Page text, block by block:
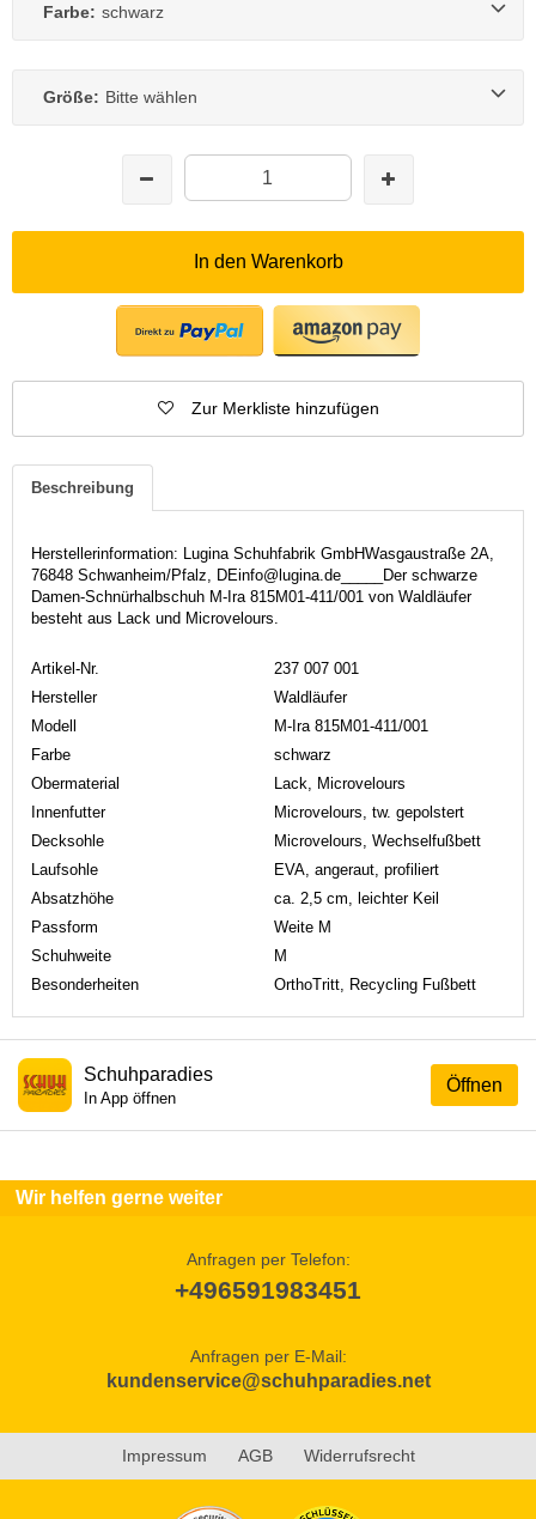
Farbe: schwarz
Größe: Bitte wählen
In den Warenkorb
Zur Merkliste hinzufügen
Beschreibung
Herstellerinformation: Lugina Schuhfabrik GmbHWasgaustraße 2A,
76848 Schwanheim/Pfalz, DEinfo@lugina.de_____Der schwarze
Damen-Schnürhalbschuh M-Ira 815M01-411/001 von Waldläufer
besteht aus Lack und Microvelours.
Artikel-Nr.
237 007 001
Hersteller
Waldläufer
Modell
M-Ira 815M01-411/001
Farbe
schwarz
Obermaterial
Lack, Microvelours
Innenfutter
Microvelours, tw. gepolstert
Decksohle
Microvelours, Wechselfußbett
Laufsohle
EVA, angeraut, profiliert
Absatzhöhe
ca. 2,5 cm, leichter Keil
Passform
Weite M
Schuhweite
M
Besonderheiten
OrthoTritt, Recycling Fußbett
Öffnen
Schuhparadies
In App öffnen
Wir helfen gerne weiter
Anfragen per Telefon:
+496591983451
Anfragen per E-Mail:
kundenservice@schuhparadies.net
Impressum AGB Widerrufsrecht